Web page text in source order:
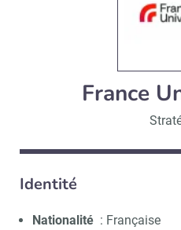
France
Identité
Nationalité : Française